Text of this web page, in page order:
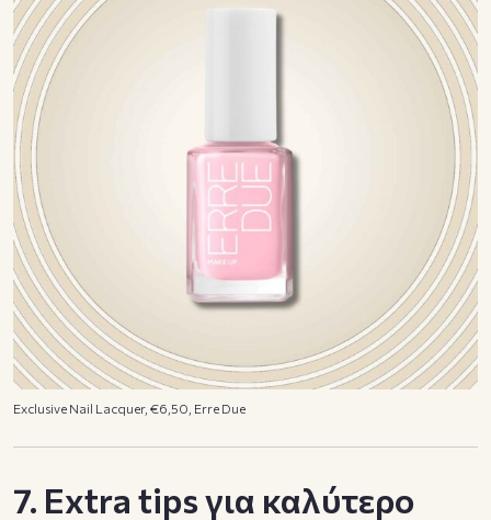
Exclusive Nail Lacquer, €6,50, Erre Due
7. Εxtra tips για καλύτερο